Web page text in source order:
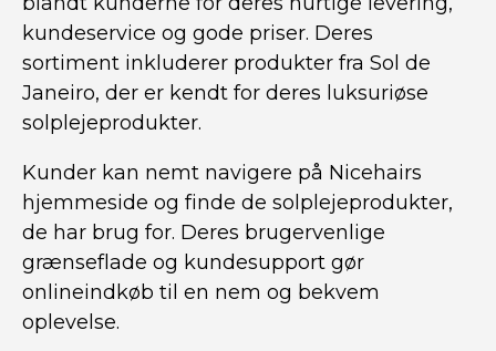
kundeservice og gode priser. Deres
sortiment inkluderer produkter fra Sol de
Janeiro, der er kendt for deres luksuriøse
solplejeprodukter.
Kunder kan nemt navigere på Nicehairs
hjemmeside og finde de solplejeprodukter,
de har brug for. Deres brugervenlige
grænseflade og kundesupport gør
onlineindkøb til en nem og bekvem
oplevelse.